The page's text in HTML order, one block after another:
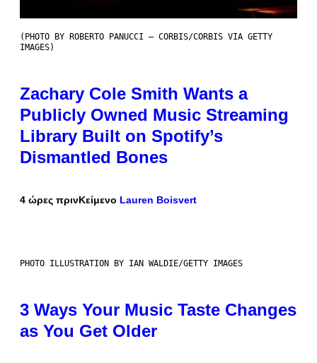
(PHOTO BY ROBERTO PANUCCI – CORBIS/CORBIS VIA GETTY
IMAGES)
Zachary Cole Smith Wants a
Publicly Owned Music Streaming
Library Built on Spotify’s
Dismantled Bones
4 ώρες πρινΚείμενο Lauren Boisvert
PHOTO ILLUSTRATION BY IAN WALDIE/GETTY IMAGES
3 Ways Your Music Taste Changes
as You Get Older